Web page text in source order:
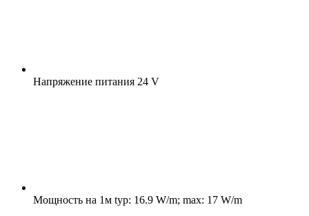
Напряжение питания 24 V
Мощность на 1м typ: 16.9 W/m; max: 17 W/m